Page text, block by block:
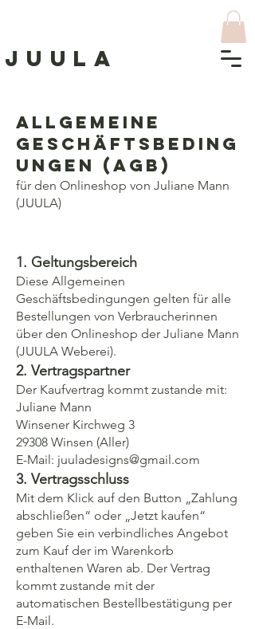
J UULA
Allgemeine
Geschäftsbeding
ungen (AGB)
für den Onlineshop von Juliane Mann
(JUULA)
1. Geltungsbereich
Diese Allgemeinen
Geschäftsbedingungen gelten für alle
Bestellungen von Verbraucherinnen
über den Onlineshop der Juliane Mann
(JUULA Weberei).
2. Vertragspartner
Der Kaufvertrag kommt zustande mit:
Juliane Mann
Winsener Kirchweg 3
29308 Winsen (Aller)
E-Mail: juuladesigns@gmail.com
3. Vertragsschluss
Mit dem Klick auf den Button „Zahlung
abschließen“ oder „Jetzt kaufen“
geben Sie ein verbindliches Angebot
zum Kauf der im Warenkorb
enthaltenen Waren ab. Der Vertrag
kommt zustande mit der
automatischen Bestellbestätigung per
E-Mail.